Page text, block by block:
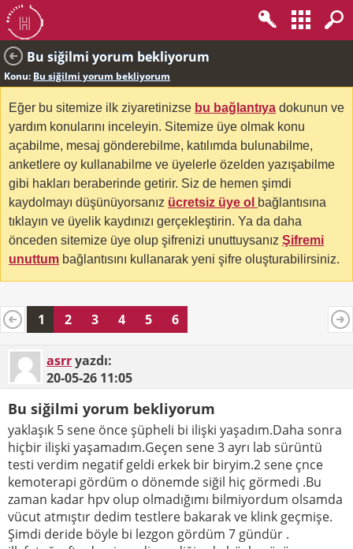
Bu siğilmi yorum bekliyorum
Konu: Bu siğilmi yorum bekliyorum
Eğer bu sitemize ilk ziyaretinizse bu bağlantıya dokunun ve
yardım konularını inceleyin. Sitemize üye olmak konu
açabilme, mesaj gönderebilme, katılımda bulunabilme,
anketlere oy kullanabilme ve üyelerle özelden yazışabilme
gibi hakları beraberinde getirir. Siz de hemen şimdi
kaydolmayı düşünüyorsanız ücretsiz üye ol bağlantısına
tıklayın ve üyelik kaydınızı gerçekleştirin. Ya da daha
önceden sitemize üye olup şifrenizi unuttuysanız Şifremi
unuttum bağlantısını kullanarak yeni şifre oluşturabilirsiniz.
1 2 3 4 5 6
asrryazdı:
20-05-26 11:05
Bu siğilmi yorum bekliyorum
yaklaşık 5 sene önce şüpheli bi ilişki yaşadım.Daha sonra
hiçbir ilişki yaşamadım.Geçen sene 3 ayrı lab sürüntü
testi verdim negatif geldi erkek bir biryim.2 sene çnce
kemoterapi gördüm o dönemde siğil hiç görmedi .Bu
zaman kadar hpv olup olmadığımı bilmiyordum olsamda
vücut atmıştır dedim testlere bakarak ve klink geçmişe.
Şimdi deride böyle bi lezgon gördüm 7 gündür .